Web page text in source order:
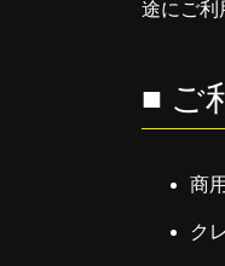
途にご利
■ ご
商
ク